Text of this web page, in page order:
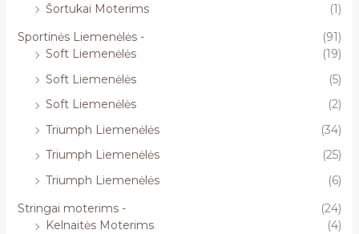
Šortukai Moterims
(1)
Sportinės Liemenėlės -
(91)
Soft Liemenėlės
(19)
Soft Liemenėlės
(5)
Soft Liemenėlės
(2)
Triumph Liemenėlės
(34)
Triumph Liemenėlės
(25)
Triumph Liemenėlės
(6)
Stringai moterims -
(24)
Kelnaitės Moterims
(4)